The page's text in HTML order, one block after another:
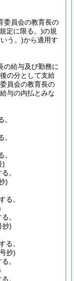
委員会の教育長の
定に限る。)の規
う。)から適用す
の給与及び勤務に
の分として支給
員会の教育長の
与の内払とみな
)
。
)
る。
。
抄)
る。
抄)
。
。